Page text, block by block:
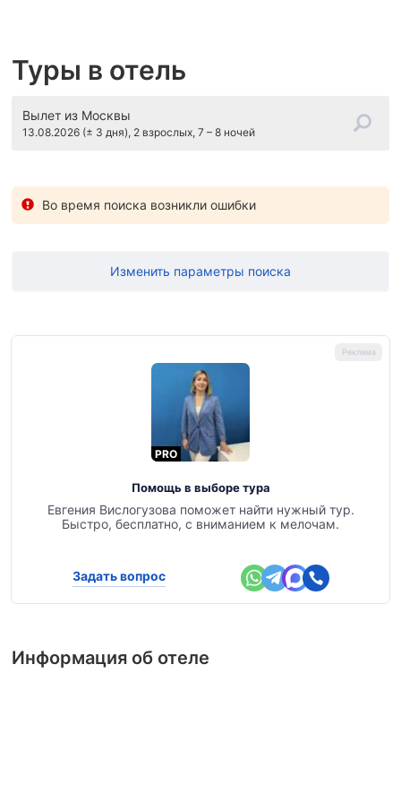
Туры в отель
Вылет из Москвы
13.08.2026 (± 3 дня), 2 взрослых, 7 – 8 ночей
Во время поиска возникли ошибки
Изменить параметры поиска
PRO
Помощь в выборе тура
Евгения Вислогузова поможет найти нужный тур.
Быстро, бесплатно, с вниманием к мелочам.
Задать вопрос
Информация об отеле